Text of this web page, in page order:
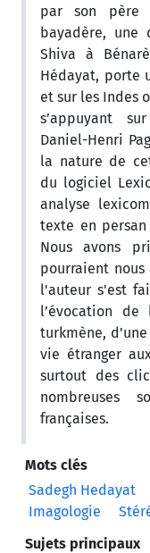
par son père
bayadère, une
Shiva à
Hédayat, porte
et sur les Indes
s’appuyant
Daniel-Henri
la nature de
du logiciel
analyse
texte en
Nous avons
pourraient
l'auteur s'est
l’évocation
turkmène,
vie étranger
surtout des
nombreuses
françaises.
Mots clés
Sadegh Hedayat
Imagologie
Sujets principaux